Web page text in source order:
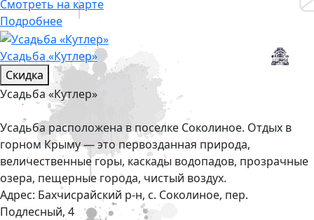
Смотреть на карте
Подробнее
Усадьба «Кутлер»
Скидка
Усадьба «Кутлер»
Усадьба расположена в поселке Соколиное. Отдых в
горном Крыму — это первозданная природа,
величественные горы, каскады водопадов, прозрачные
озера, пещерные города, чистый воздух.
Адрес: Бахчисрайский р-н, с. Соколиное, пер.
Подлесный, 4